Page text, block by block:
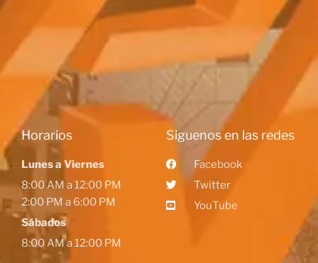
Horarios
Lunes a Viernes
8:00 AM a 12:00 PM
2:00 PM a 6:00 PM
Sábados
8:00 AM a 12:00 PM
Siguenos en las redes
Facebook
Twitter
YouTube